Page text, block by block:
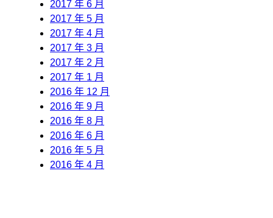
2017 年 6 月
2017 年 5 月
2017 年 4 月
2017 年 3 月
2017 年 2 月
2017 年 1 月
2016 年 12 月
2016 年 9 月
2016 年 8 月
2016 年 6 月
2016 年 5 月
2016 年 4 月